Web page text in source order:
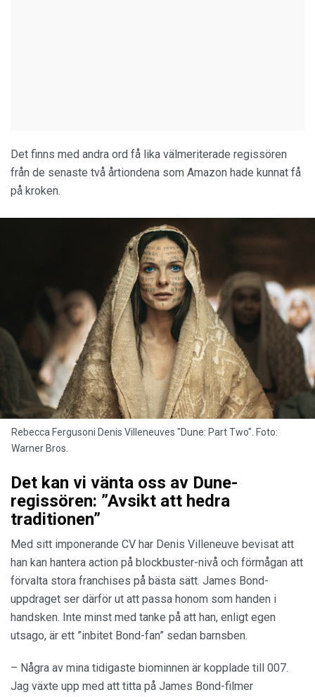
Det finns med andra ord få lika välmeriterade regissören
från de senaste två årtiondena som Amazon hade kunnat få
på kroken.
Rebecca Fergusoni Denis Villeneuves "Dune: Part Two". Foto:
Warner Bros.
Det kan vi vänta oss av Dune-
regissören: ”Avsikt att hedra
traditionen”
Med sitt imponerande CV har Denis Villeneuve bevisat att
han kan hantera action på blockbuster-nivå och förmågan att
förvalta stora franchises på bästa sätt. James Bond-
uppdraget ser därför ut att passa honom som handen i
handsken. Inte minst med tanke på att han, enligt egen
utsago, är ett ”inbitet Bond-fan” sedan barnsben.
– Några av mina tidigaste biominnen är kopplade till 007.
Jag växte upp med att titta på James Bond-filmer